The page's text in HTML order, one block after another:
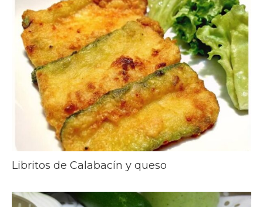
Libritos de Calabacín y queso